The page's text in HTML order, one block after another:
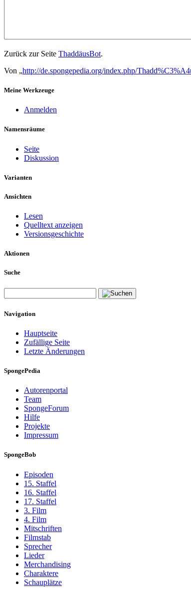
Zurück zur Seite ThaddäusBot.
Von „http://de.spongepedia.org/index.php/
Meine Werkzeuge
Anmelden
Namensräume
Seite
Diskussion
Varianten
Ansichten
Lesen
Quelltext anzeigen
Versionsgeschichte
Aktionen
Suche
Navigation
Hauptseite
Zufällige Seite
Letzte Änderungen
SpongePedia
Autorenportal
Team
SpongeForum
Hilfe
Projekte
Impressum
SpongeBob
Episoden
15. Staffel
16. Staffel
17. Staffel
3. Film
4. Film
Mitschriften
Filmstab
Sprecher
Lieder
Merchandising
Charaktere
Schauplätze